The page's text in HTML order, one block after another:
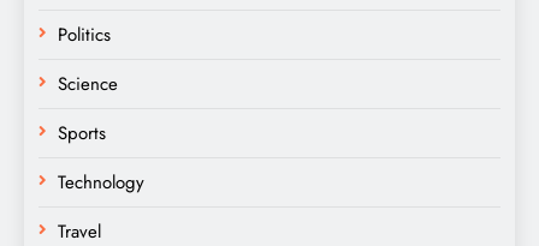
Politics
Science
Sports
Technology
Travel